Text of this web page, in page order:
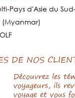
Pays d'Asie du
(Myanmar)
DE NOS
Découvrez les
voyageurs, ils
voyage et vous